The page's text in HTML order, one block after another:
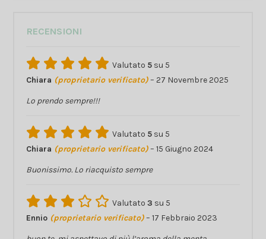
RECENSIONI
Valutato 5 su 5
Chiara (proprietario verificato) – 27 Novembre 2025
Lo prendo sempre!!!
Valutato 5 su 5
Chiara (proprietario verificato) – 15 Giugno 2024
Buonissimo. Lo riacquisto sempre
Valutato3 su 5
Ennio (proprietario verificato) – 17 Febbraio 2023